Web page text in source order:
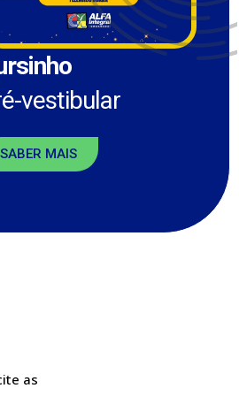
vestibular
SABER MAIS
as